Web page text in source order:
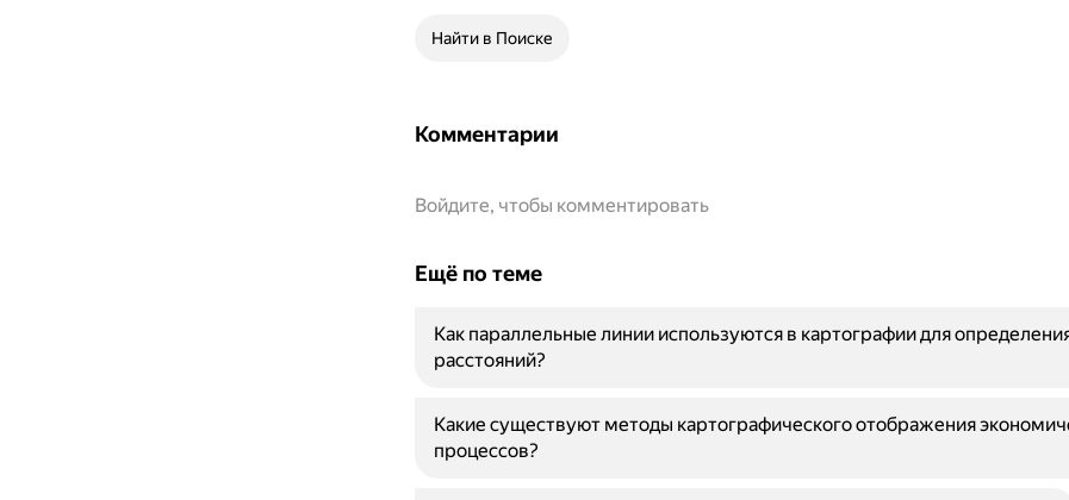
Найти в Поиске
Комментарии
Войдите, чтобы комментировать
Ещё по теме
Как параллельные линии используются в картографии для
расстояний?
Какие существуют методы картографического отображения
процессов?